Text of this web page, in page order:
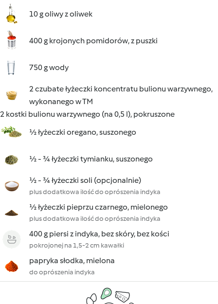
10 g oliwy z oliwek
400 g krojonych pomidorów, z puszki
750 g wody
2 czubate łyżeczki koncentratu bulionu warzywnego,
wykonanego w TM
2 kostki bulionu warzywnego (na 0,5 l), pokruszone
½ łyżeczki oregano, suszonego
½ - ¾ łyżeczki tymianku, suszonego
½ - ¾ łyżeczki soli (opcjonalnie)
plus dodatkowa ilość do oprószenia indyka
½ łyżeczki pieprzu czarnego, mielonego
plus dodatkowa ilość do oprószenia indyka
400 g piersi z indyka, bez skóry, bez kości
pokrojonej na 1,5-2 cm kawałki
papryka słodka, mielona
do oprószenia indyka